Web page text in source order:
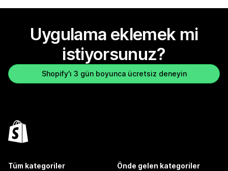
Uygulama eklemek mi
istiyorsunuz?
Shopify'ı 3 gün boyunca ücretsiz deneyin
Tüm kategoriler Önde gelen kategoriler